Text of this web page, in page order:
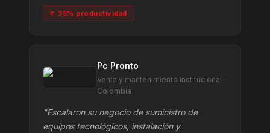
↑ 35% productividad
Pc Pronto
Venta y mantenimiento institucional ·
Colombia
"Escalaron su negocio de suministro de
equipos tecnológicos, instalación y